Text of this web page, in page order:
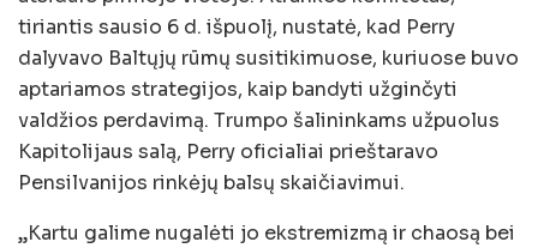
tiriantis sausio 6 d. išpuolį, nustatė, kad Perry
dalyvavo Baltųjų rūmų susitikimuose, kuriuose buvo
aptariamos strategijos, kaip bandyti užginčyti
valdžios perdavimą. Trumpo šalininkams užpuolus
Kapitolijaus salą, Perry oficialiai prieštaravo
Pensilvanijos rinkėjų balsų skaičiavimui.
„Kartu galime nugalėti jo ekstremizmą ir chaosą bei